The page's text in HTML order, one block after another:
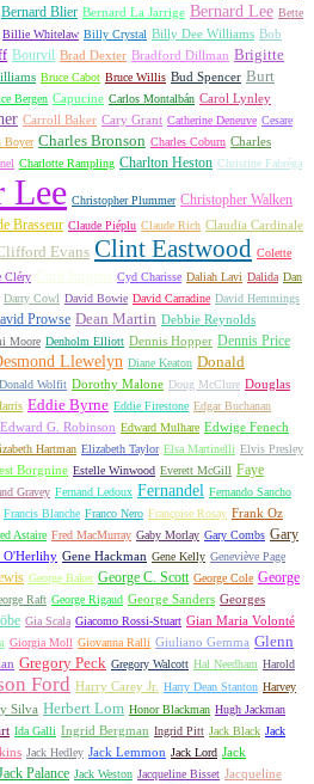
Bernard Blier Bernard La Jarrige Bernard Lee Bette
Billie Whitelaw Billy Crystal Billy Dee Williams Bob
Bourvil Brad Dexter Bradford Dillman Brigitte
Bruce Cabot Bruce Willis Bud Spencer Burt
Bergen Capucine Carlos Montalbán Carol Lynley
Carroll Baker Cary Grant Catherine Deneuve Cesare
Boyer Charles Bronson Charles Coburn Charles
Charlotte Rampling Charlton Heston Christine Fabréga
Lee Christopher Plummer Christopher Walken
Brasseur Claude Piéplu Claude Rich Claudia Cardinale
Evans Clint Eastwood Colette
Cléry Curd Jürgens Cyd Charisse Daliah Lavi Dalida Dan
Darry Cowl David Bowie David Carradine David Hemmings
Prowse Dean Martin Debbie Reynolds
Moore Denholm Elliott Dennis Hopper Dennis Price
Llewelyn Diane Keaton Donald
Donald Wolfit Dorothy Malone Doug McClure Douglas
Eddie Byrne Eddie Firestone Edgar Buchanan
Edward G. Robinson Edward Mulhare Edwige Fenech
Hartman Elizabeth Taylor Elsa Martinelli Elvis Presley
Borgnine Estelle Winwood Everett McGill Faye
Gravey Fernand Ledoux Fernandel Fernando Sancho
Francis Blanche Franco Nero Françoise Rosay Frank Oz
Astaire Fred MacMurray Gaby Morlay Gary Combs Gary
O'Herlihy Gene Hackman Gene Kelly Geneviève Page
George Baker George C. Scott George Cole George
Raft George Rigaud George Sanders Georges
Gia Scala Giacomo Rossi-Stuart Gian Maria Volonté
Giorgia Moll Giovanna Ralli Giuliano Gemma Glenn
Gregory Peck Gregory Walcott Hal Needham Harold
Ford Harry Carey Jr. Harry Dean Stanton Harvey
Silva Herbert Lom Honor Blackman Hugh Jackman
Ida Galli Ingrid Bergman Ingrid Pitt Jack Black Jack
Jack Hedley Jack Lemmon Jack Lord Jack
Palance Jack Weston Jacqueline Bisset Jacqueline